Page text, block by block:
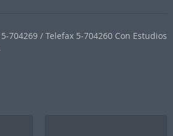
704269 / Telefax 5-704260 Con Estudios